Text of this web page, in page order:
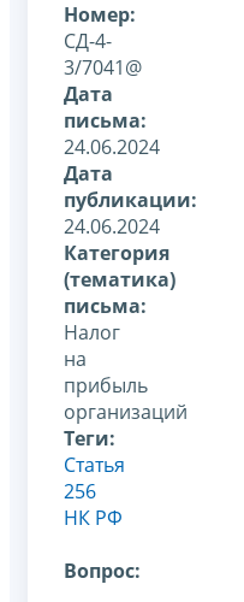
Номер:
СД-4-
3/7041@
Дата
письма:
24.06.2024
Дата
публикации:
24.06.2024
Категория
(тематика)
письма:
Налог
на
прибыль
организаций
Теги:
Статья
256
НК РФ
Вопрос: